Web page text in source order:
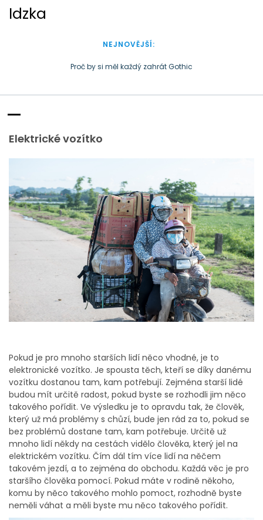
o
Idzka
NEJNOVĚJŠÍ:
Peníze někdy zkomplikují podnikání
Elektrické vozítko
Pokud je pro mnoho starších lidí něco vhodné, je to
elektronické vozítko. Je spousta těch, kteří se díky danému
vozítku dostanou tam, kam potřebují. Zejména starší lidé
budou mít určitě radost, pokud byste se rozhodli jim něco
takového pořídit. Ve výsledku je to opravdu tak, že člověk,
který už má problémy s chůzí, bude jen rád za to, pokud se
bez problémů dostane tam, kam potřebuje. Určitě už
mnoho lidí někdy na cestách vidělo člověka, který jel na
elektrickém vozítku. Čím dál tím více lidí na něčem
takovém jezdí, a to zejména do obchodu. Každá věc je pro
staršího člověka pomocí. Pokud máte v rodině někoho,
komu by něco takového mohlo pomoct, rozhodně byste
neměli váhat a měli byste mu něco takového pořídit.